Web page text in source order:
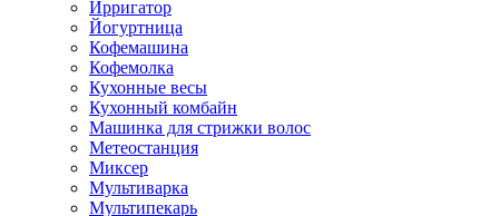
Ирригатор
Йогуртница
Кофемашина
Кофемолка
Кухонные весы
Кухонный комбайн
Машинка для стрижки волос
Метеостанция
Миксер
Мультиварка
Мультипекарь